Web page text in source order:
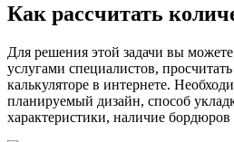
Как рассчитать
Для решения этой задачи вы можете
услугами специалистов,
калькуляторе в интернете.
планируемый дизайн, способ
характеристики, наличие бордюров